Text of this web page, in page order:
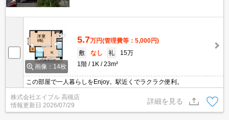
画像：14枚
5.7万円(管理費等：5,000円)
敷
なし 礼
15万
1階
1K 23m²
この部屋で一人暮らしをEnjoy。駅近くでラクラク便利。
株式会社エイブル 高槻店
情報更新日 2026/07/29
詳細を見る